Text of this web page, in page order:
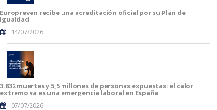
Europreven recibe una acreditación oficial por su Plan de
Igualdad
14/07/2026
3.832 muertes y 5,5 millones de personas expuestas: el calor
extremo ya es una emergencia laboral en España
07/07/2026